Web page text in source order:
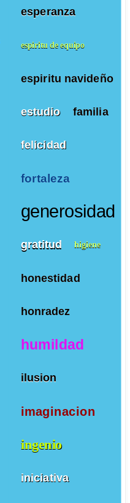
esperanza
espiritu de equipo
espiritu navideño
estudio familia
felicidad
fortaleza
generosidad
gratitud higiene
honestidad
honradez
humildad
ilusion
imaginacion
ingenio
iniciativa